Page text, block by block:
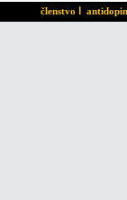
členstvo